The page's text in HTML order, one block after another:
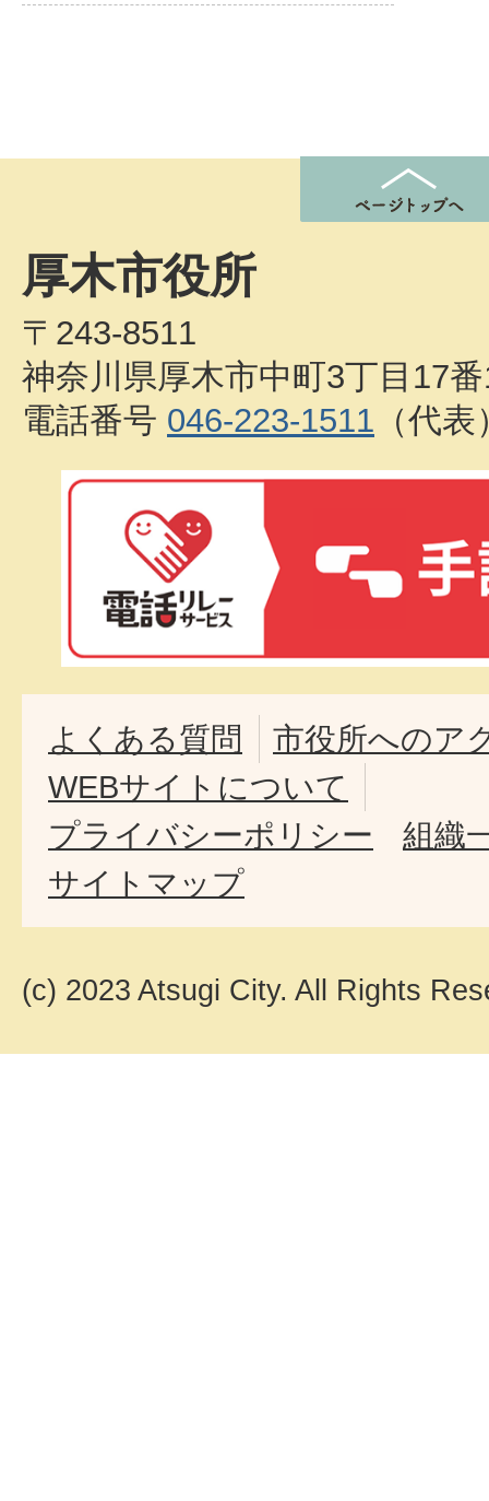
厚木市役所
〒243-8511
神奈川県厚木市中町3丁目17
電話番号 046-223-1511 （代表
よくある質問
市役所へのア
WEBサイトについて
プライバシーポリシー
組織
サイトマップ
(c) 2023 Atsugi City. All Rights